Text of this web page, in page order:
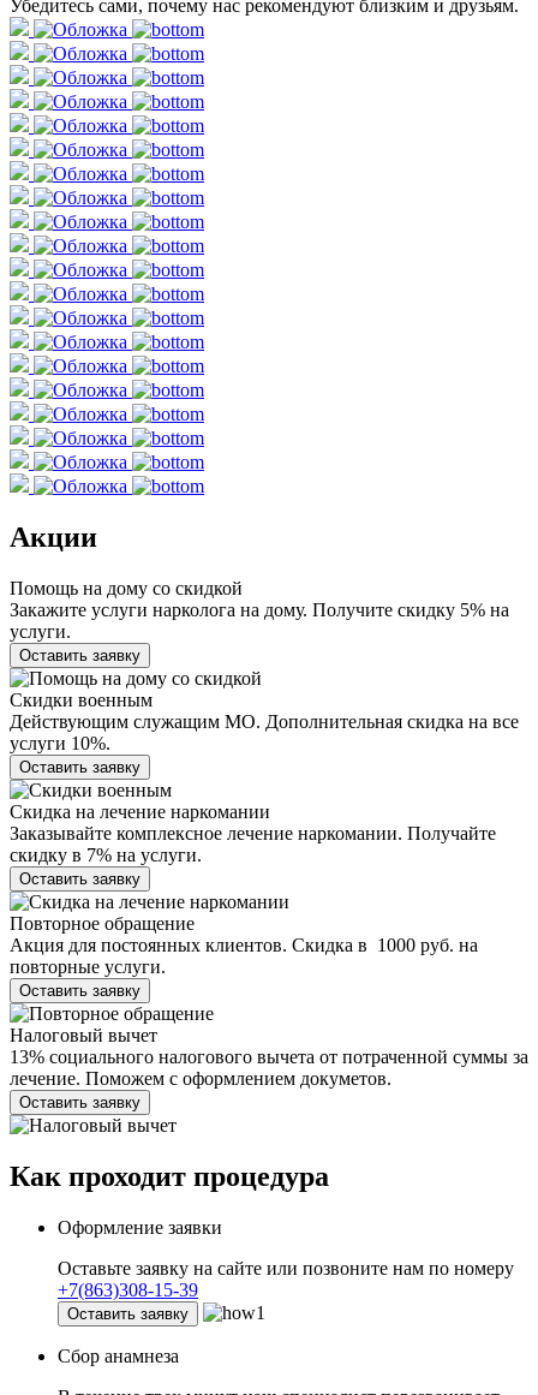
Убедитесь сами, почему нас рекомендуют близким и друзьям.
Акции
Помощь на дому со скидкой
Закажите услуги нарколога на дому. Получите скидку 5% на
услуги.
Оставить заявку
Скидки военным
Действующим служащим МО. Дополнительная скидка на все
услуги 10%.
Оставить заявку
Скидка на лечение наркомании
Заказывайте комплексное лечение наркомании. Получайте
скидку в 7% на услуги.
Оставить заявку
Повторное обращение
Акция для постоянных клиентов. Скидка в 1000 руб. на
повторные услуги.
Оставить заявку
Налоговый вычет
13% социального налогового вычета от потраченной суммы за
лечение. Поможем с оформлением докуметов.
Оставить заявку
Как проходит процедура
Оформление заявки
Оставьте заявку на сайте или позвоните нам по номеру
+7(863)308-15-39
Оставить заявку
Сбор анамнеза